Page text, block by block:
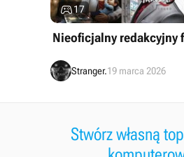
17
Nieoficjalny redakcyjny
Stranger.19 marca 2026
Stwórz własną